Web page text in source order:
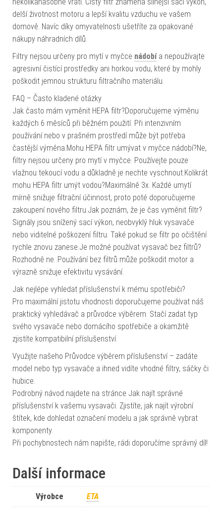
delší životnost motoru a lepší kvalitu vzduchu ve vašem
domově. Navíc díky omyvatelnosti ušetříte za opakované
nákupy náhradních dílů.
Filtry nejsou určeny pro mytí v myčce nádobía nepoužívajte
agresivní čistící prostředky ani horkou vodu, které by mohly
poškodit jemnou strukturu filtračního materiálu.
FAQ – Často kladené otázky
Jak často mám vyměnit HEPA filtr?Doporučujeme výměnu
každých 6 měsíců při běžném použití. Při intenzivním
používání nebo v prašném prostředí může být potřeba
častější výměna.Mohu HEPA filtr umývat v myčce nádobí?Ne,
filtry nejsou určeny pro mytí v myčce. Používejte pouze
vlažnou tekoucí vodu a důkladně je nechte vyschnout.Kolikrát
mohu HEPA filtr umýt vodou?Maximálně 3x. Každé umytí
mírně snižuje filtrační účinnost, proto poté doporučujeme
zakoupení nového filtru.Jak poznám, že je čas vyměnit filtr?
Signály jsou snížený sací výkon, neobvyklý hluk vysavače
nebo viditelné poškození filtru. Také pokud se filtr po očištění
rychle znovu zanese.Je možné používat vysavač bez filtrů?
Rozhodně ne. Používání bez filtrů může poškodit motor a
výrazně snižuje efektivitu vysávání.
Jak nejlépe vyhledat příslušenství k mému spotřebiči?
Pro maximální jistotu vhodnosti doporučujeme používat náš
praktický vyhledávač a průvodce výběrem. Stačí zadat typ
svého vysavače nebo domácího spotřebiče a okamžitě
zjistíte kompatibilní příslušenství.
Využijte našeho Průvodce výběrem příslušenství – zadáte
model nebo typ vysavače a ihned vidíte vhodné filtry, sáčky či
hubice.
Podrobný návod najdete na stránce Jak najít správné
příslušenství k vašemu vysavači. Zjistíte, jak najít výrobní
štítek, kde dohledat označení modelu a jak správně vybrat
komponenty.
Při pochybnostech nám napište, rádi doporučíme správný díl!
Další informace
Výrobce ETA